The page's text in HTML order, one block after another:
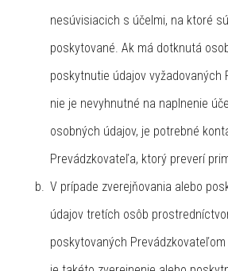
nesúvisiacich s účelmi, na ktoré
poskytované. Ak má dotknutá
poskytnutie údajov vyžadovaných
nie je nevyhnutné na naplnenie
osobných údajov, je potrebné
Prevádzkovateľa, ktorý preverí
V prípade zverejňovania alebo
údajov tretích osôb
poskytovaných